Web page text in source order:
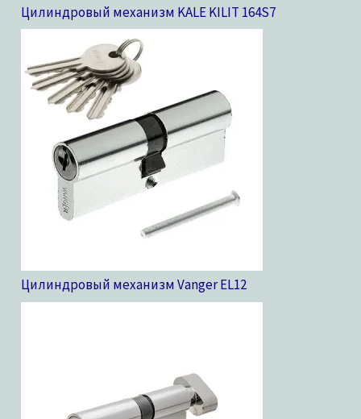
Цилиндровый механизм KALE KILIT 164S7
Цилиндровый механизм Vanger EL12